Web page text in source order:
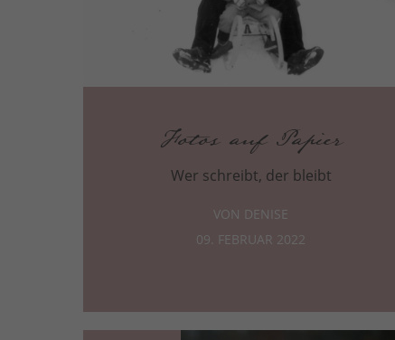
Fotos auf Papier
Wer schreibt, der bleibt
VON DENISE
09. FEBRUAR 2022